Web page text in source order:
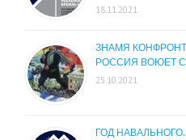
18.11.2021
ЗНАМЯ
РОССИЯ ВОЮЕТ
25.10.2021
ГОД